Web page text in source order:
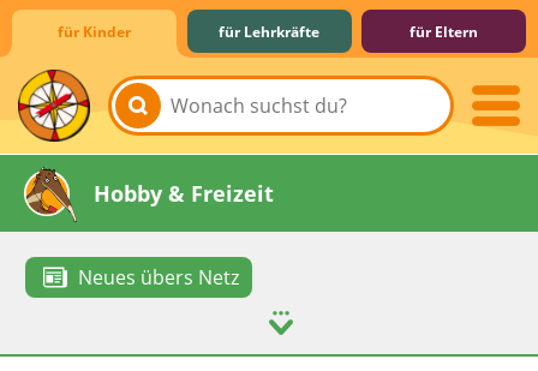
für Kinder für Lehrkräfte für Eltern
Lernen & Schule
Hobby & Freizeit
Neues übers Netz